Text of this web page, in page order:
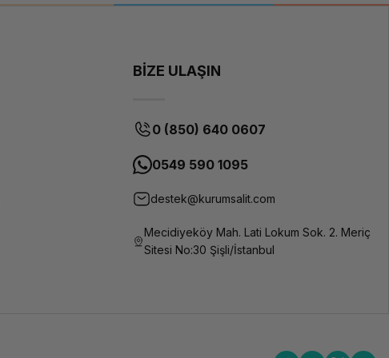
BİZE ULAŞIN
0 (850) 640 0607
0549 590 1095
destek@kurumsalit.com
Mecidiyeköy Mah. Lati Lokum Sok. 2. Meriç
Sitesi No:30 Şişli/İstanbul